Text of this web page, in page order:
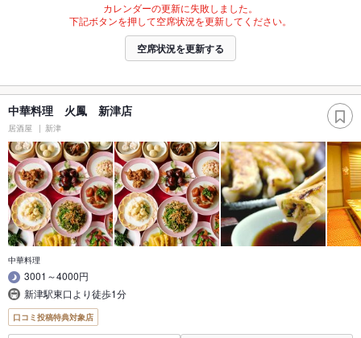
カレンダーの更新に失敗しました。
下記ボタンを押して空席状況を更新してください。
空席状況を更新する
中華料理 火鳳 新津店
居酒屋 新津
中華料理
3001～4000円
新津駅東口より徒歩1分
口コミ投稿特典対象店